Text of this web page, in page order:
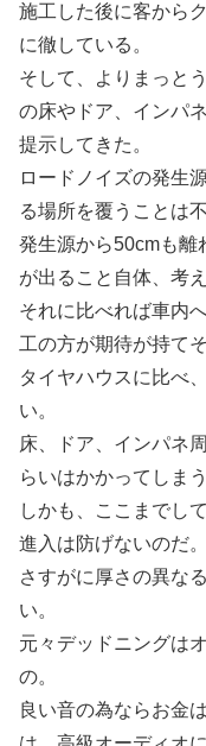
施工した後に客から
に徹している。
そして、よりまっと
の床やドア、インパ
提示してきた。
ロードノイズの発生
る場所を覆うことは
発生源から50cmも離
が出ること自体、考
それに比べれば車内
工の方が期待が持て
タイヤハウスに比べ
い。
床、ドア、インパネ
らいはかかってしまう
しかも、ここまでし
進入は防げないのだ。
さすがに厚さの異な
い。
元々デッドニングは
の。
良い音の為ならお金